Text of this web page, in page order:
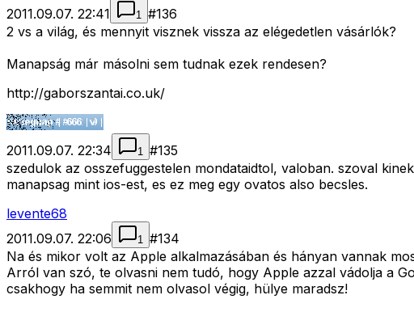
2011.09.07. 22:41
1 #136
2 vs a világ, és mennyit visznek vissza az elégedetlen vásárlók?
Manapság már másolni sem tudnak ezek rendesen?
http://gaborszantai.co.uk/
2011.09.07. 22:34 1 #135
szedulok az osszefuggestelen mondataidtol, valoban. szoval
manapsag mint ios-est, es ez meg egy ovatos also becsles.
levente68
2011.09.07. 22:06
1 #134
Na és mikor volt az Apple alkalmazásában és hányan vannak
Arról van szó, te olvasni nem tudó, hogy Apple azzal vádolja a
csakhogy ha semmit nem olvasol végig, hülye maradsz!